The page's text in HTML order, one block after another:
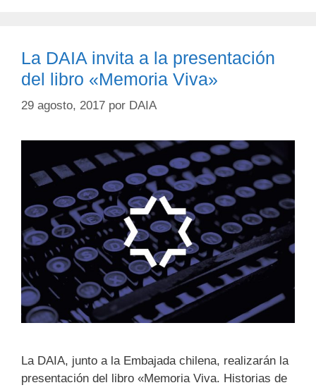
La DAIA invita a la presentación
del libro «Memoria Viva»
29 agosto, 2017 por DAIA
La DAIA, junto a la Embajada chilena, realizarán la
presentación del libro «Memoria Viva. Historias de